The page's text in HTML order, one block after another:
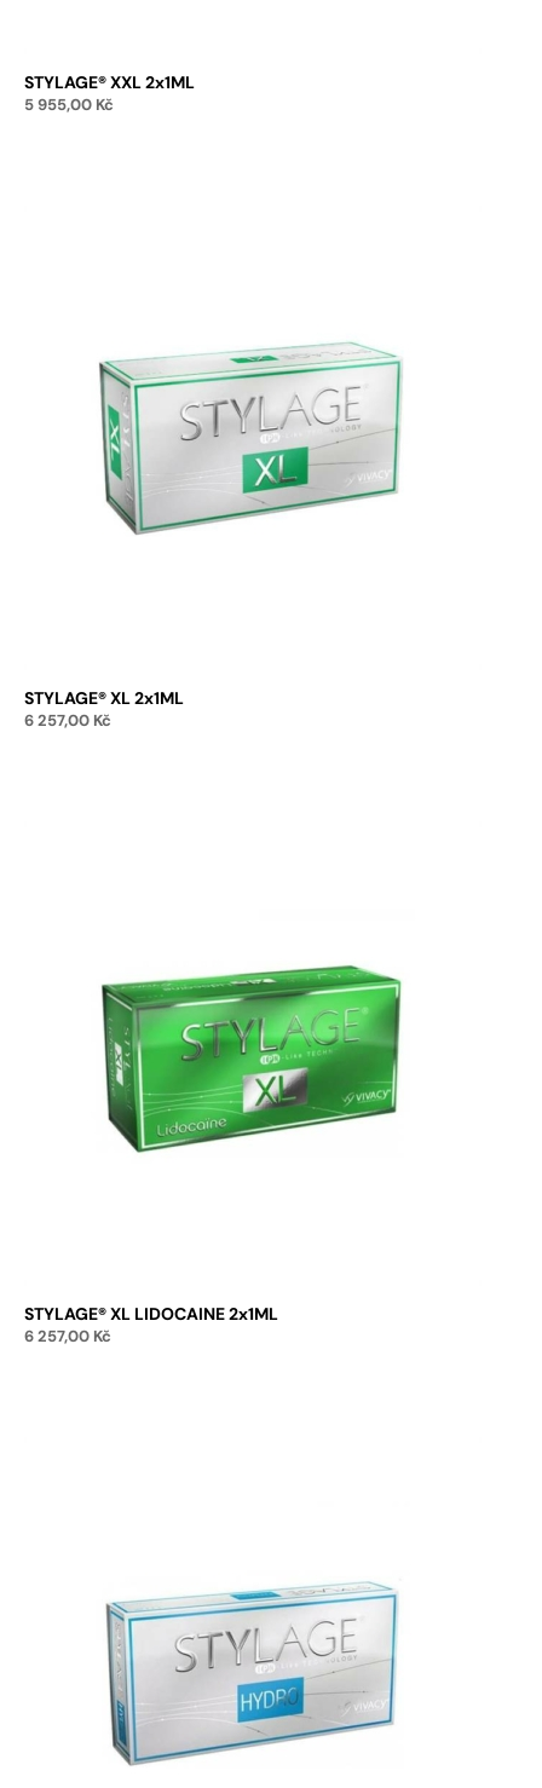
STYLAGE® XXL 2x1ML
5 955,00 Kč
STYLAGE® XL 2x1ML
6 257,00 Kč
STYLAGE® XL LIDOCAINE 2x1ML
6 257,00 Kč